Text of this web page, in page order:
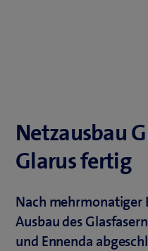
Netzausbau
Glarus fertig
Nach mehrmonatiger
Ausbau des
und Ennenda